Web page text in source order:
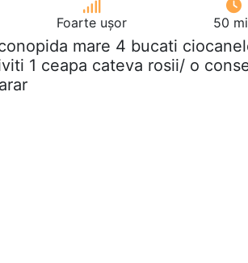
Foarte ușor 50
mare 4 bucati
1 ceapa cateva rosii/ o